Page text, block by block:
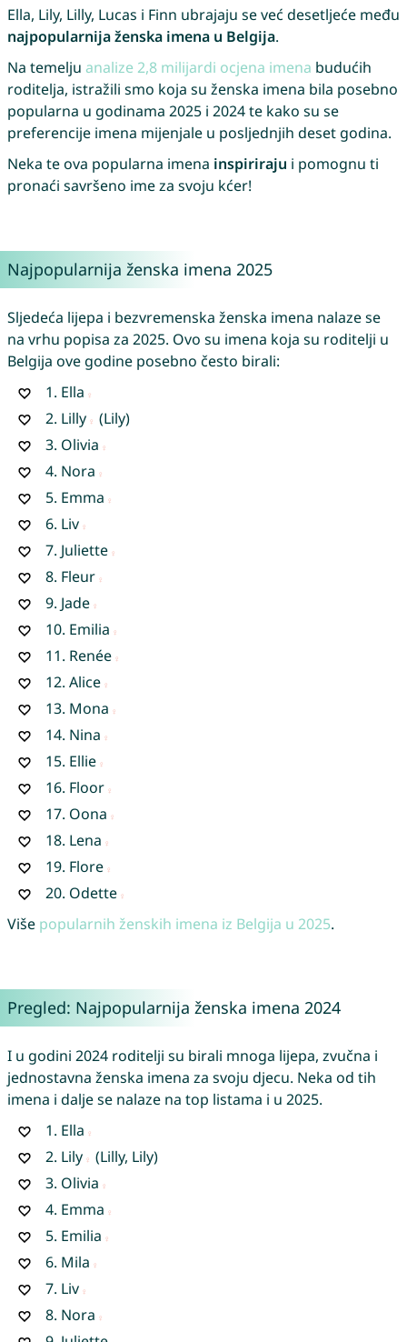
Ella, Lily, Lilly, Lucas i Finn ubrajaju se već desetljeće među
najpopularnija ženska imena u Belgija.
Na temelju analize 2,8 milijardi ocjena imena budućih
roditelja, istražili smo koja su ženska imena bila posebno
popularna u godinama 2025 i 2024 te kako su se
preferencije imena mijenjale u posljednjih deset godina.
Neka te ova popularna imena inspiriraju i pomognu ti
pronaći savršeno ime za svoju kćer!
Najpopularnija ženska imena 2025
Sljedeća lijepa i bezvremenska ženska imena nalaze se
na vrhu popisa za 2025. Ovo su imena koja su roditelji u
Belgija ove godine posebno često birali:
1. Ella
2. Lilly
(Lily)
3. Olivia
4. Nora
5. Emma
6. Liv
7. Juliette
8. Fleur
9. Jade
10. Emilia
11. Renée
12. Alice
13. Mona
14. Nina
15. Ellie
16. Floor
17. Oona
18. Lena
19. Flore
20. Odette
Više popularnih ženskih imena iz Belgija u 2025.
Pregled: Najpopularnija ženska imena 2024
I u godini 2024 roditelji su birali mnoga lijepa, zvučna i
jednostavna ženska imena za svoju djecu. Neka od tih
imena i dalje se nalaze na top listama i u 2025.
1. Ella
2. Lily
(Lilly, Lily)
3. Olivia
4. Emma
5. Emilia
6. Mila
7. Liv
8. Nora